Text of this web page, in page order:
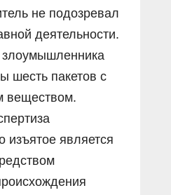
не подозревал
деятельности.
шесть пакетов с
веществом.
изъятое является